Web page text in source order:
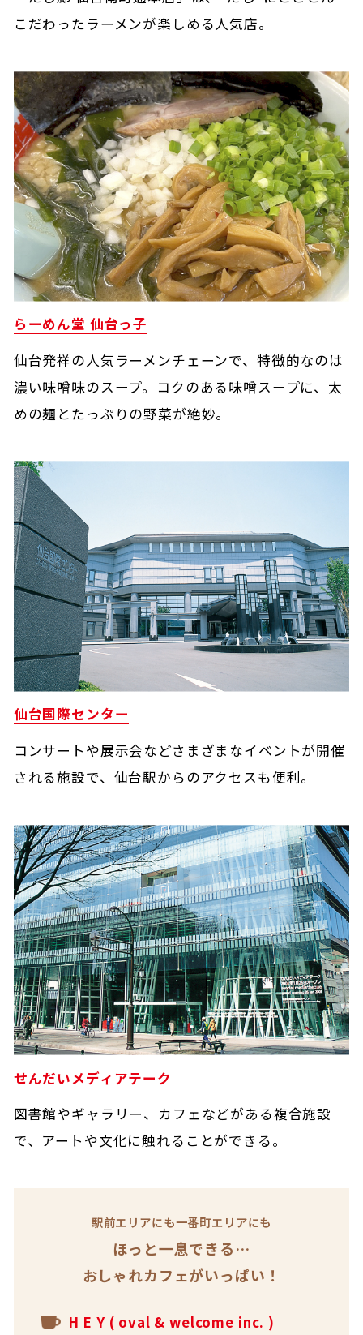
こだわったラーメンが楽しめる人気店。
らーめん堂 仙台っ子
仙台発祥の人気ラーメンチェーンで、特徴的なのは
濃い味噌味のスープ。コクのある味噌スープに、太
めの麺とたっぷりの野菜が絶妙。
仙台国際センター
コンサートや展示会などさまざまなイベントが開催
される施設で、仙台駅からのアクセスも便利。
せんだいメディアテーク
図書館やギャラリー、カフェなどがある複合施設
で、アートや文化に触れることができる。
駅前エリアにも一番町エリアにも
ほっと一息できる…
おしゃれカフェがいっぱい！
H E Y ( oval & welcome inc. )